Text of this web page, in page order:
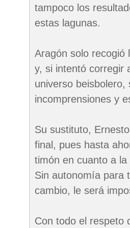
tampoco los
estas lagunas.
Aragón solo recogió
y, si intentó corregir
universo
incomprensiones y
Su sustituto,
final, pues hasta
timón en cuanto a
Sin autonomía para
cambio, le será
Con todo el respeto